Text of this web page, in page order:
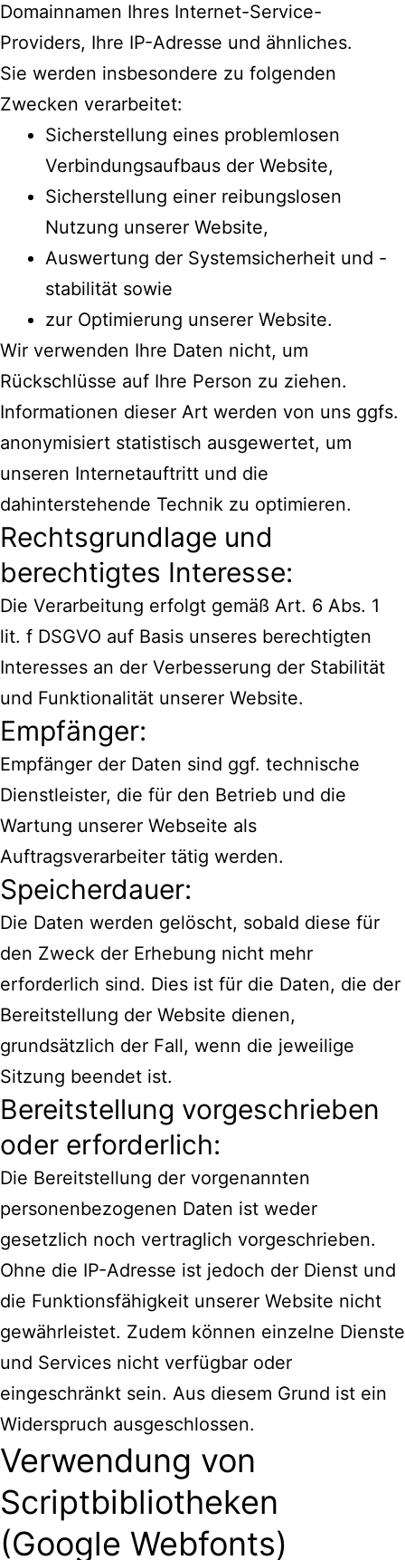
Domainnamen Ihres Internet-Service-
Providers, Ihre IP-Adresse und ähnliches.
Sie werden insbesondere zu folgenden
Zwecken verarbeitet:
Sicherstellung eines problemlosen
Verbindungsaufbaus der Website,
Sicherstellung einer reibungslosen
Nutzung unserer Website,
Auswertung der Systemsicherheit und -
stabilität sowie
zur Optimierung unserer Website.
Wir verwenden Ihre Daten nicht, um
Rückschlüsse auf Ihre Person zu ziehen.
Informationen dieser Art werden von uns ggfs.
anonymisiert statistisch ausgewertet, um
unseren Internetauftritt und die
dahinterstehende Technik zu optimieren.
Rechtsgrundlage und
berechtigtes Interesse:
Die Verarbeitung erfolgt gemäß Art. 6 Abs. 1
lit. f DSGVO auf Basis unseres berechtigten
Interesses an der Verbesserung der Stabilität
und Funktionalität unserer Website.
Empfänger:
Empfänger der Daten sind ggf. technische
Dienstleister, die für den Betrieb und die
Wartung unserer Webseite als
Auftragsverarbeiter tätig werden.
Speicherdauer:
Die Daten werden gelöscht, sobald diese für
den Zweck der Erhebung nicht mehr
erforderlich sind. Dies ist für die Daten, die der
Bereitstellung der Website dienen,
grundsätzlich der Fall, wenn die jeweilige
Sitzung beendet ist.
Bereitstellung vorgeschrieben
oder erforderlich:
Die Bereitstellung der vorgenannten
personenbezogenen Daten ist weder
gesetzlich noch vertraglich vorgeschrieben.
Ohne die IP-Adresse ist jedoch der Dienst und
die Funktionsfähigkeit unserer Website nicht
gewährleistet. Zudem können einzelne Dienste
und Services nicht verfügbar oder
eingeschränkt sein. Aus diesem Grund ist ein
Widerspruch ausgeschlossen.
Verwendung von
Scriptbibliotheken
(Google Webfonts)